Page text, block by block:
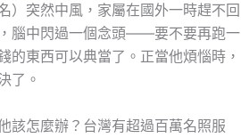
）突然中風，家屬在國外一時趕不回
腦中閃過一個念頭——要不要再跑一
的東西可以典當了。正當他煩惱時，
了。
該怎麼辦？台灣有超過百萬名照服